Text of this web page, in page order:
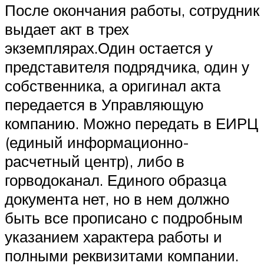
После окончания работы, сотрудник
выдает акт в трех
экземплярах.Один остается у
представителя подрядчика, один у
собственника, а оригинал акта
передается в Управляющую
компанию. Можно передать в ЕИРЦ
(единый информационно-
расчетный центр), либо в
горводоканал. Единого образца
документа нет, но в нем должно
быть все прописано с подробным
указанием характера работы и
полными реквизитами компании.